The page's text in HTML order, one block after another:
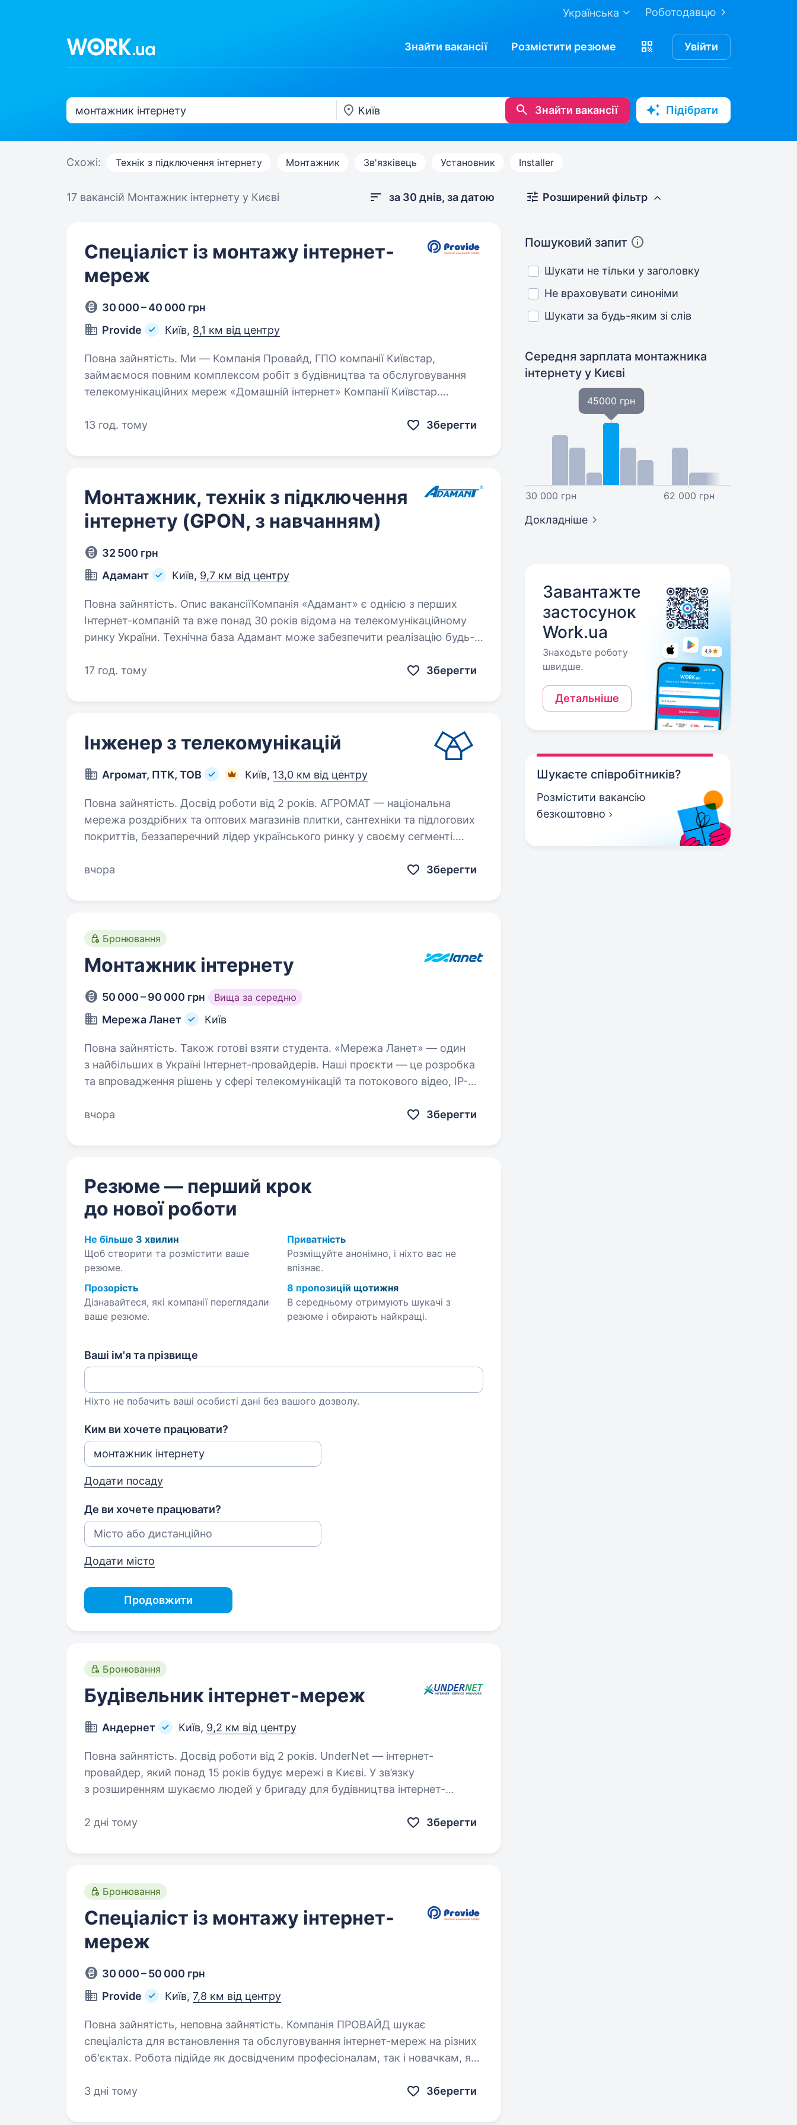
Роботодавцю
Українська
Знайти вакансії Розмістити резюме Увійти
Знайти вакансії Підібрати
Схожі: Технік з підключення інтернету Монтажник Зв'язківець Установник Installer
17 вакансій Монтажник інтернету у Києві за 30 днів, за датою
Спеціаліст із монтажу інтернет-
мереж
30 000 – 40 000 грн
Provide
Київ, 8,1 км від центру
Повна зайнятість. Ми — Компанія Провайд, ГПО компанії Київстар,
займаємося повним комплексом робіт з будівництва та обслуговування
телекомунікаційних мереж «Домашній інтернет» Компанії Київстар.
13 год. тому
Зберегти
Монтажник, технік з підключення
інтернету (GPON, з навчанням)
32 500 грн
Адамант
Київ, 9,7 км від центру
Повна зайнятість. Опис вакансіїКомпанія «Адамант» є однією з перших
Інтернет-компаній та вже понад 30 років відома на телекомунікаційному
ринку України. Технічна база Адамант може забезпечити реалізацію будь-
17 год. тому
Зберегти
Інженер з телекомунікацій
Агромат, ПТК, ТОВ Київ, 13,0 км від центру
Повна зайнятість. Досвід роботи від 2 років. АГРОМАТ — національна
мережа роздрібних та оптових магазинів плитки, сантехніки та підлогових
покриттів, беззаперечний лідер українського ринку у своєму сегменті.
вчора
Зберегти
Бронювання
Монтажник інтернету
50 000 – 90 000 грн Вища за середню
Мережа Ланет Київ
Повна зайнятість. Також готові взяти студента. «Мережа Ланет» — один
з найбільших в Україні Інтернет-провайдерів. Наші проєкти — це розробка
та впровадження рішень у сфері телекомунікацій та потокового відео, IP-
вчора
Зберегти
Резюме — перший крок
до нової роботи
Не більше 3 хвилин
Щоб створити та розмістити ваше
резюме.
Приватність
Розміщуйте анонімно, і ніхто вас не
впізнає.
Прозорість
Дізнавайтеся, які компанії переглядали
ваше резюме.
8 пропозицій щотижня
В середньому отримують шукачі з
резюме і обирають найкращі.
Ваші ім'я та прізвище
Ніхто не побачить ваші особисті дані без вашого дозволу.
Ким ви хочете працювати?
Додати посаду
Де ви хочете працювати?
Додати місто
Продовжити
Бронювання
Будівельник інтернет-мереж
Андернет Київ, 9,2 км від центру
Повна зайнятість. Досвід роботи від 2 років. UnderNet — інтернет-
провайдер, який понад 15 років будує мережі в Києві. У зв’язку
з розширенням шукаємо людей у бригаду для будівництва інтернет-
2 дні тому
Зберегти
Бронювання
Спеціаліст із монтажу інтернет-
мереж
30 000 – 50 000 грн
Provide
Київ, 7,8 км від центру
Повна зайнятість, неповна зайнятість. Компанія ПРОВАЙД шукає
спеціаліста для встановлення та обслуговування інтернет-мереж на різних
об'єктах. Робота підійде як досвідченим професіоналам, так і новачкам, які
3 дні тому
Зберегти
Розширений фільтр
Пошуковий запит
Шукати не тільки у заголовку
Не враховувати синоніми
Шукати за будь-яким зі слів
Середня зарплата монтажника
інтернетуу Києві
30 000 грн
45000 грн
62 000 грн
Докладніше
Завантажте
застосунок
Work.ua
Знаходьте роботу
швидше.
Детальніше
Шукаєте співробітників?
Розмістити вакансію
безкоштовно